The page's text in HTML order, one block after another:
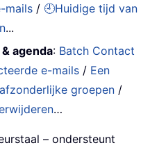
mails / 🕘Huidige tijd van
...
agenda: Batch Contact
e-mails / Een
groepen /
…
– ondersteunt